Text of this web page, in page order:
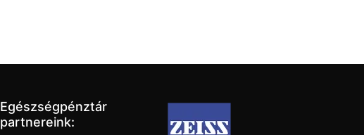
Egészségpénztár
partnereink: